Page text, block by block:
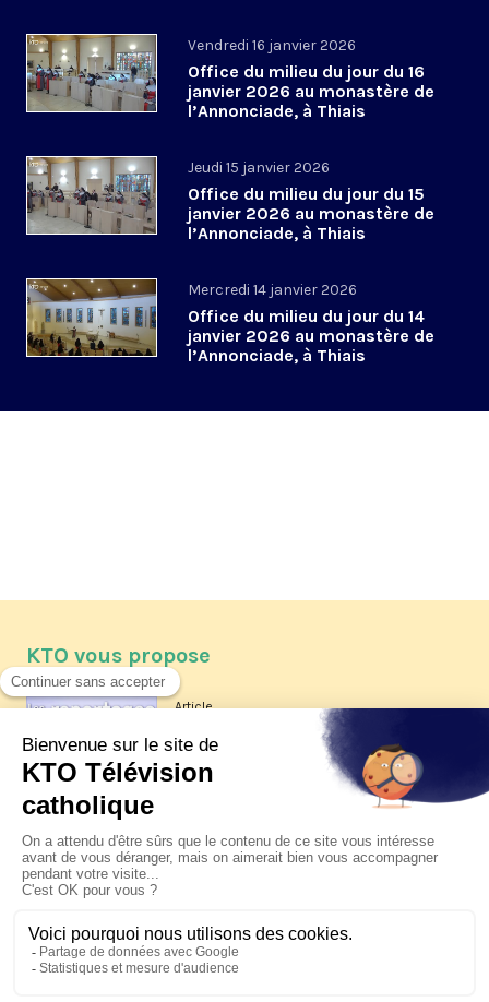
Vendredi 16 janvier 2026
Office du milieu du jour du 16
janvier 2026 au monastère de
l’Annonciade, à Thiais
Jeudi 15 janvier 2026
Office du milieu du jour du 15
janvier 2026 au monastère de
l’Annonciade, à Thiais
Mercredi 14 janvier 2026
Office du milieu du jour du 14
janvier 2026 au monastère de
l’Annonciade, à Thiais
KTO vous propose
Article
Les reportages d'été 2026 de KTO
La visite pastorale du pape Léon
XIV à Assise à suivre sur KTO le
jeudi 6 août
Le pape en Uruguay, Argentine et
Pérou du 6 au 17 novembre 2026